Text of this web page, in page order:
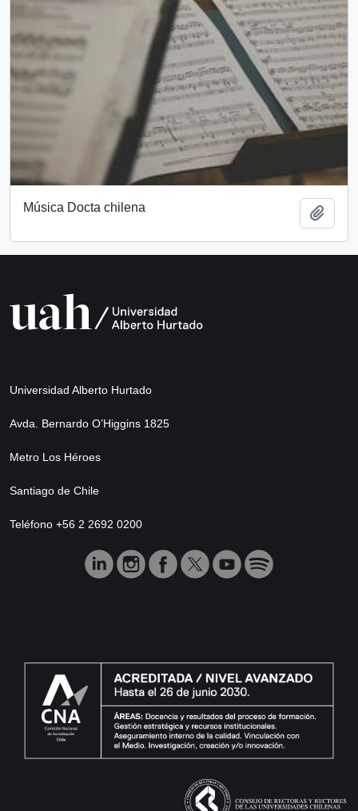
Música Docta chilena
Universidad Alberto Hurtado
Avda. Bernardo O’Higgins 1825
Metro Los Héroes
Santiago de Chile
Teléfono +56 2 2692 0200